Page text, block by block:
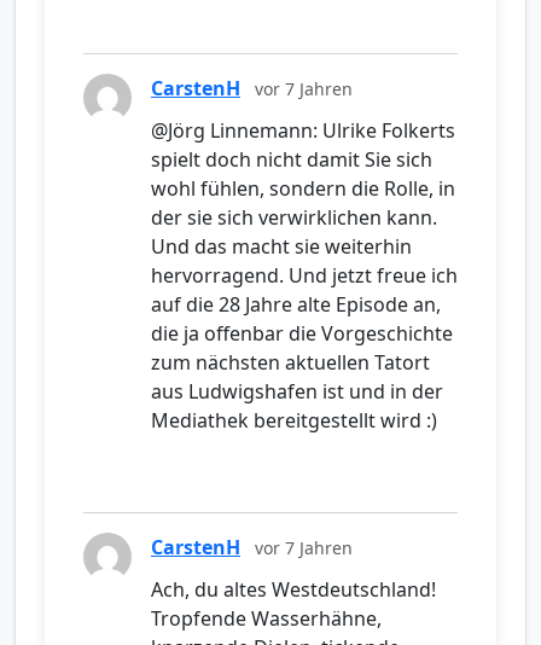
CarstenH vor 7 Jahren
@Jörg Linnemann: Ulrike Folkerts
spielt doch nicht damit Sie sich
wohl fühlen, sondern die Rolle, in
der sie sich verwirklichen kann.
Und das macht sie weiterhin
hervorragend. Und jetzt freue ich
auf die 28 Jahre alte Episode an,
die ja offenbar die Vorgeschichte
zum nächsten aktuellen Tatort
aus Ludwigshafen ist und in der
Mediathek bereitgestellt wird :)
CarstenH vor 7 Jahren
Ach, du altes Westdeutschland!
Tropfende Wasserhähne,